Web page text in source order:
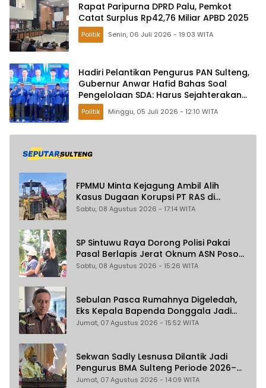
Rapat Paripurna DPRD Palu, Pemkot
Catat Surplus Rp42,76 Miliar APBD 2025
Politik Senin, 06 Juli 2026 - 19:03 WITA
Hadiri Pelantikan Pengurus PAN Sulteng,
Gubernur Anwar Hafid Bahas Soal
Pengelolaan SDA: Harus Sejahterakan
Masyarakat
Politik Minggu, 05 Juli 2026 - 12:10 WITA
FPMMU Minta Kejagung Ambil Alih
Kasus Dugaan Korupsi PT RAS di
Morowali Utara
Sabtu, 08 Agustus 2026 - 17:14 WITA
SP Sintuwu Raya Dorong Polisi Pakai
Pasal Berlapis Jerat Oknum ASN Poso
Terlibat Dugaan Pelecehan Seksual
Sabtu, 08 Agustus 2026 - 15:26 WITA
Sebulan Pasca Rumahnya Digeledah,
Eks Kepala Bapenda Donggala Jadi
Tersangka Dugaan Korupsi
Jumat, 07 Agustus 2026 - 15:52 WITA
Sekwan Sadly Lesnusa Dilantik Jadi
Pengurus BMA Sulteng Periode 2026–
2031
Jumat, 07 Agustus 2026 - 14:09 WITA